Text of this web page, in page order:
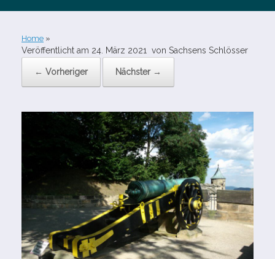
Home »
Veröffentlicht am 24. März 2021 von Sachsens Schlösser
← Vorheriger Nächster →